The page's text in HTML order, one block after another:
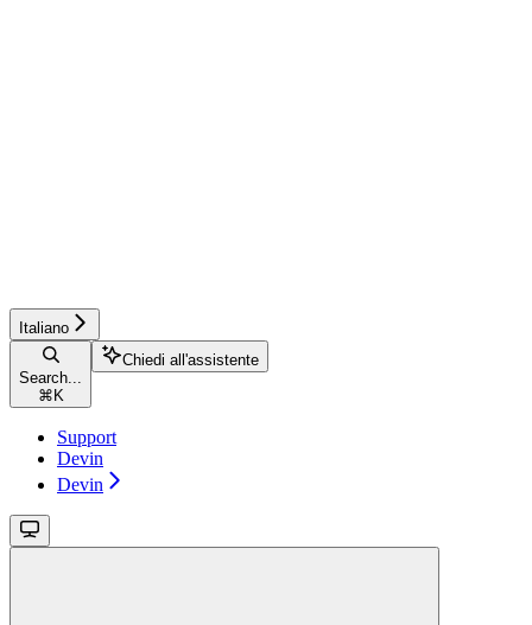
Italiano
Search...
⌘ K
Chiedi all'assistente
Support
Devin
Devin